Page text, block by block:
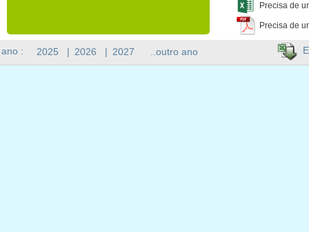
Precisa de
Precisa de
: 2025 | 2026 | 2027 ..outro ano